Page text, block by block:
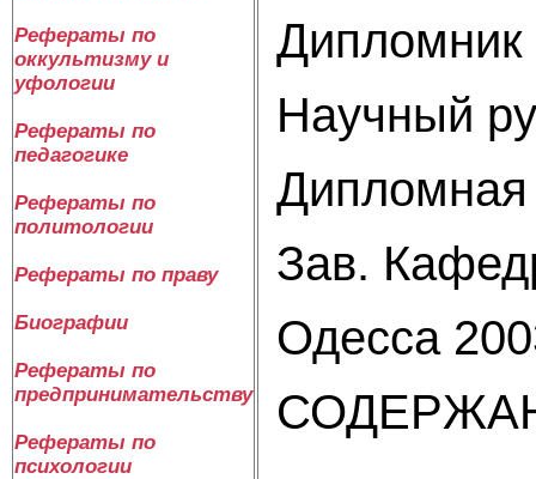
Рефераты по
оккультизму и
уфологии
Рефераты по
педагогике
Рефераты по
политологии
Рефераты по праву
Биографии
Рефераты по
предпринимательству
Рефераты по
психологии
Дипломник
Научный
Дипломная
Зав.
Одесса